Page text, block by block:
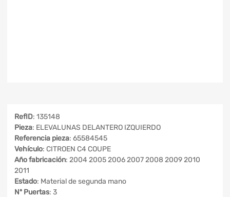
RefID: 135148
Pieza: ELEVALUNAS DELANTERO IZQUIERDO
Referencia pieza: 65584545
Vehículo: CITROEN C4 COUPE
Año fabricación: 2004 2005 2006 2007 2008 2009 2010
2011
Estado: Material de segunda mano
Nº Puertas: 3